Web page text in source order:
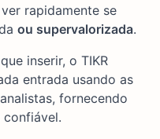
rapidamente se
ou supervalorizada.
inserir, o TIKR
entrada usando as
fornecendo